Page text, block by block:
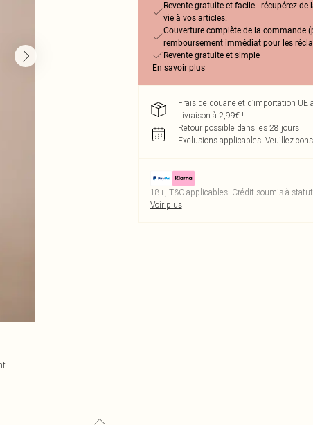
Revente gratuite et facile - récupérez
vie à vos articles.
Couverture complète de la commande
remboursement immédiat pour les
Revente gratuite et simple
En savoir plus
Frais de douane et d’importation
Livraison à 2,99€ !
Retour possible dans les 28 jours
Exclusions applicables. Veuillez
18+, T&C applicables. Crédit soumis à statut
Voir plus